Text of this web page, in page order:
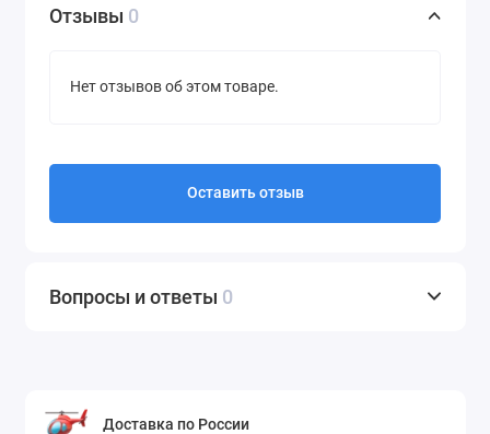
Отзывы 0
Нет отзывов об этом товаре.
Оставить отзыв
Вопросы и ответы 0
Доставка по России